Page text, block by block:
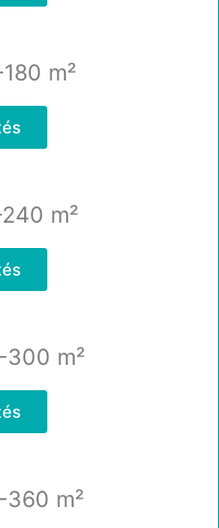
m²
m²
300 m²
360 m²